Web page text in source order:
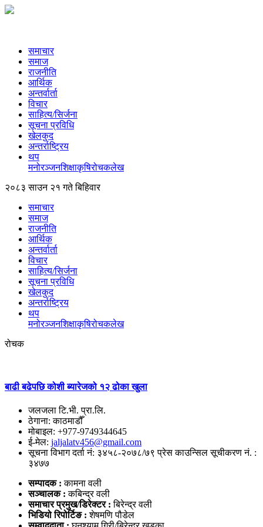
समाचार
समाज
राजनीति
आर्थिक
अन्तर्वार्ता
विचार
साहित्य/सिर्जना
सूचना प्रविधि
खेलकुद
अन्तर्राष्ट्रिय
थप
मनोरञ्‍जनशिक्षाकृषिरोचकलेख
२०८३ साउन २१ गते बिहिवार
समाचार
समाज
राजनीति
आर्थिक
अन्तर्वार्ता
विचार
साहित्य/सिर्जना
सूचना प्रविधि
खेलकुद
अन्तर्राष्ट्रिय
थप
मनोरञ्‍जनशिक्षाकृषिरोचकलेख
रोचक
बाढी बढेपछि कोशी ब्यारेजको १२ ढोका खुला
जलजला टि.भी. प्रा.लि.
ठेगाना: काठमाडौँ
मोबाइल: +977-9749344645
ई-मेल: jaljalatv456@gmail.com
सूचना विभाग दर्ता नं: ३४५८-२०७८/७९ प्रेस काउन्सिल सूचीकरण नं. :
३४७७
सम्पादक :कामना वली
सञ्‍चालक : कबिन्द्र वली
समाचार प्रमुख/डिरेक्टर :बिरेन्द्र वली
भिडियो रिपोर्टिङ : शेषमणि पौडेल